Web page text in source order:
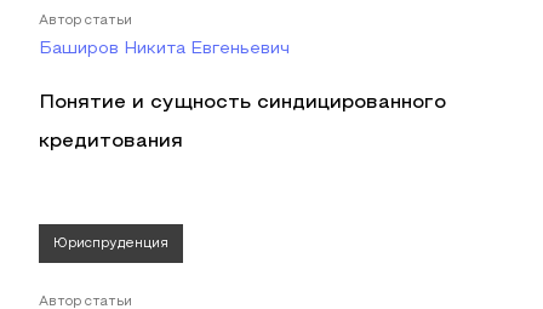
Автор статьи
Баширов Никита Евгеньевич
Понятие и сущность синдицированного
кредитования
Юриспруденция
Автор статьи